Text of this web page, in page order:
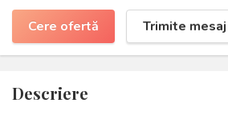
Cere ofertă Trimite mesaj
Descriere